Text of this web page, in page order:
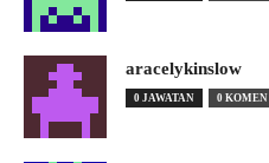
aracelykinslow
0 JAWATAN 0 KOMEN